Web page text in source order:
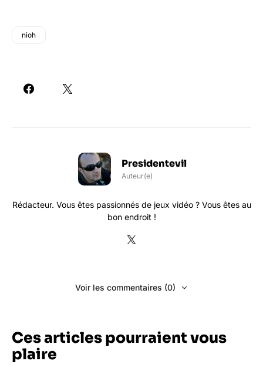
nioh
Presidentevil
Auteur(e)
Rédacteur. Vous êtes passionnés de jeux vidéo ? Vous êtes au
bon endroit !
Voir les commentaires (0)
Ces articles pourraient vous
plaire